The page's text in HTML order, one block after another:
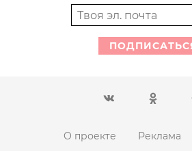
О проекте Реклама